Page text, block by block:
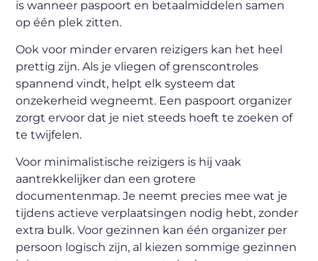
is wanneer paspoort en betaalmiddelen samen
op één plek zitten.
Ook voor minder ervaren reizigers kan het heel
prettig zijn. Als je vliegen of grenscontroles
spannend vindt, helpt elk systeem dat
onzekerheid wegneemt. Een paspoort organizer
zorgt ervoor dat je niet steeds hoeft te zoeken of
te twijfelen.
Voor minimalistische reizigers is hij vaak
aantrekkelijker dan een grotere
documentenmap. Je neemt precies mee wat je
tijdens actieve verplaatsingen nodig hebt, zonder
extra bulk. Voor gezinnen kan één organizer per
persoon logisch zijn, al kiezen sommige gezinnen